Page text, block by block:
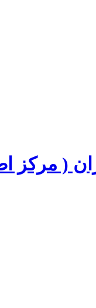
( مرکز